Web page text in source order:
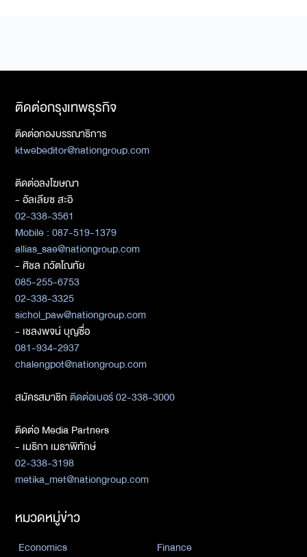
ติดต่อกรุงเทพธุรกิจ
ติดต่อกองบรรณาธิการ
ktwebeditor@nationgroup.com
ติดต่อลงโฆษณา
- อัลเลียซ สะอิ
02-338-3561
Mobile : 087-519-1379
allias_sae@nationgroup.com
- ศิชล ภวัตโณทัย
085-255-6753
02-338-3325
sichol_paw@nationgroup.com
- เชลงพจน์ บุญซื่อ
081-934-2937
chalengpot@nationgroup.com
สมัครสมาชิกติดต่อเบอร์ 02-338-3000
ติดต่อ Media Partners
- เมธิกา เมธาพิทักษ์
02-338-3198
metika_met@nationgroup.com
หมวดหมู่ข่าว
Economics
Finance